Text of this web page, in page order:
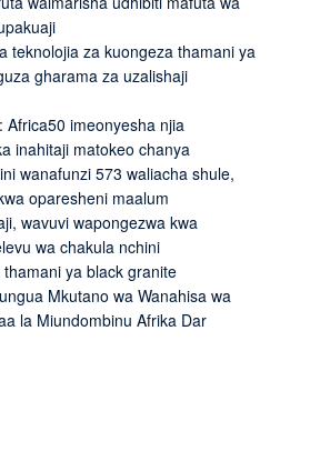
teknolojia za kuongeza thamani ya
gharama za uzalishaji
Africa50 imeonyesha njia
inahitaji matokeo chanya
wanafunzi 573 waliacha shule,
oparesheni maalum
wavuvi wapongezwa kwa
wa chakula nchini
ya black granite
Mkutano wa Wanahisa wa
la Miundombinu Afrika Dar